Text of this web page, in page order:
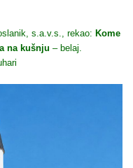
s.a.v.s., rekao: Kome
na kušnju – belaj.